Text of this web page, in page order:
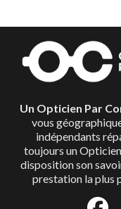
Un Opticien Par
vous
indépendants
toujours un
disposition son
prestation la plus